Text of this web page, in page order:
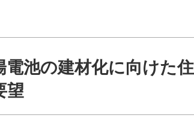
電池の建材化に向けた
望